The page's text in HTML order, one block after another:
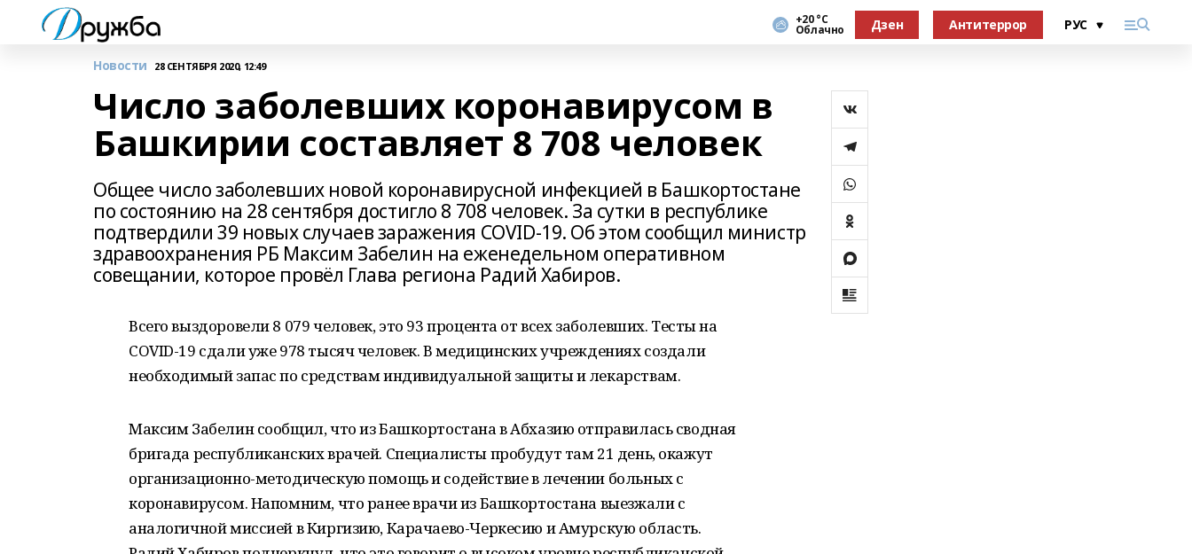
+20 °С
Облачно Дзен Антитеррор
Новости 28 СЕНТЯБРЯ 2020, 12:49
Число заболевших коронавирусом в
Башкирии составляет 8 708 человек
Общее число заболевших новой коронавирусной инфекцией в Башкортостане
по состоянию на 28 сентября достигло 8 708 человек. За сутки в республике
подтвердили 39 новых случаев заражения COVID-19. Об этом сообщил министр
здравоохранения РБ Максим Забелин на еженедельном оперативном
совещании, которое провёл Глава региона Радий Хабиров.
Всего выздоровели 8 079 человек, это 93 процента от всех заболевших. Тесты на
COVID-19 сдали уже 978 тысяч человек. В медицинских учреждениях создали
необходимый запас по средствам индивидуальной защиты и лекарствам.
Максим Забелин сообщил, что из Башкортостана в Абхазию отправилась сводная
бригада республиканских врачей. Специалисты пробудут там 21 день, окажут
организационно-методическую помощь и содействие в лечении больных с
коронавирусом. Напомним, что ранее врачи из Башкортостана выезжали с
аналогичной миссией в Киргизию, Карачаево-Черкесию и Амурскую область.